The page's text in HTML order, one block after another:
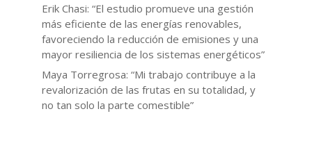
Erik Chasi: “El estudio promueve una gestión
más eficiente de las energías renovables,
favoreciendo la reducción de emisiones y una
mayor resiliencia de los sistemas energéticos”
Maya Torregrosa: “Mi trabajo contribuye a la
revalorización de las frutas en su totalidad, y
no tan solo la parte comestible”